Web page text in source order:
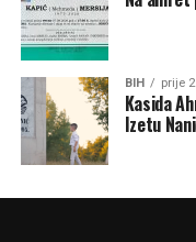
BIH prije
Kasida
Izetu